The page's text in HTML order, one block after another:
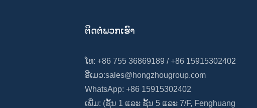
ຕິດຕໍ່ພວກເຮົາ
ໂທ: +86 755 36869189 / +86 15915302402
ອີເມວ:sales@hongzhougroup.com
WhatsApp: +86 15915302402
ເພີ່ມ: (ຊັ້ນ 1 ແລະ ຊັ້ນ 5 ແລະ 7/F, Fenghuang